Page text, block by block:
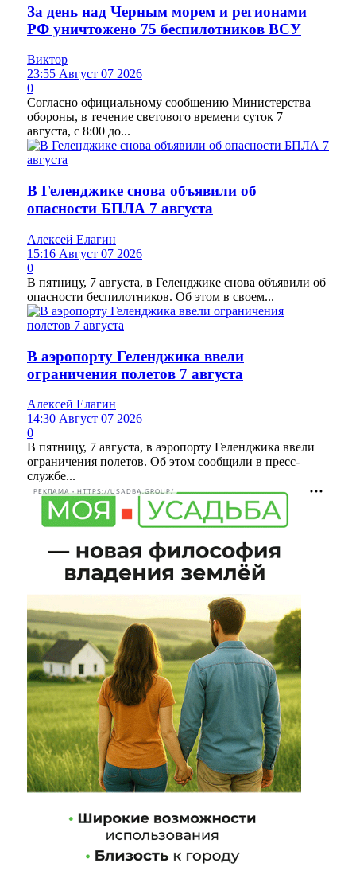
За день над Черным морем и регионами
РФ уничтожено 75 беспилотников ВСУ
Виктор
23:55 Август 07 2026
0
Согласно официальному сообщению Министерства
обороны, в течение светового времени суток 7
августа, с 8:00 до...
В Геленджике снова объявили об
опасности БПЛА 7 августа
Алексей Елагин
15:16 Август 07 2026
0
В пятницу, 7 августа, в Геленджике снова объявили об
опасности беспилотников. Об этом в своем...
В аэропорту Геленджика ввели
ограничения полетов 7 августа
Алексей Елагин
14:30 Август 07 2026
0
В пятницу, 7 августа, в аэропорту Геленджика ввели
ограничения полетов. Об этом сообщили в пресс-
службе...
РЕКЛАМА • HTTPS://USADBA.GROUP/